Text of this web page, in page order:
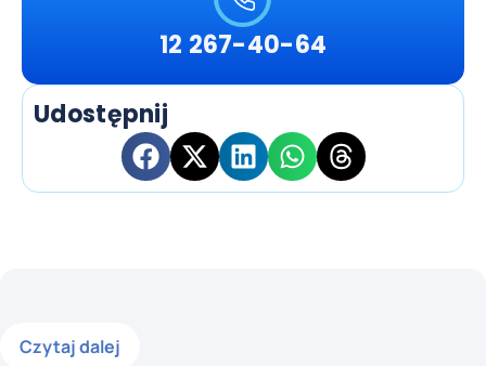
12 267-40-64
Udostępnij
Czytaj dalej